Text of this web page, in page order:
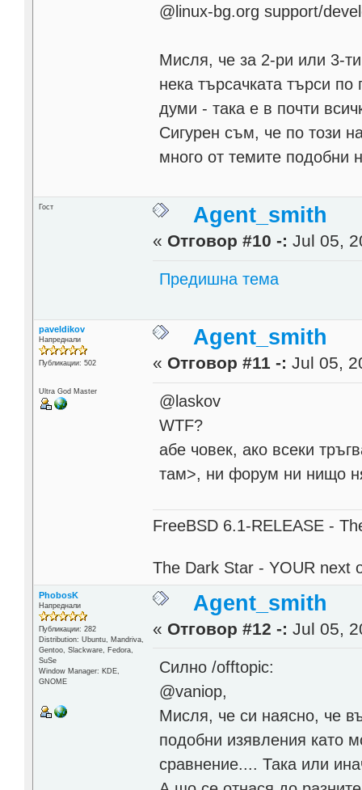
@linux-bg.org support/
Мисля, че за 2-ри или 3-
нека търсачката търси
думи - така е в почти
Сигурен съм, че по този
много от темите подобни
Гост Agent_smith
« Отговор #10 -: Jul 05,
Предишна тема
paveldikov
Напреднали
Публикации: 502
Ultra God Master
Agent_smith
« Отговор #11 -: Jul 05,
@laskov
WTF?
абе човек, ако всеки
там>, ни форум ни нищо
FreeBSD 6.1-RELEASE -
The Dark Star - YOUR next
PhobosK
Напреднали
Публикации: 282
Distribution: Ubuntu, Mandriva,
Gentoo, Slackware, Fedora,
SuSe
Window Manager: KDE,
GNOME
Agent_smith
« Отговор #12 -: Jul 05,
Силно /offtopic:
@vaniop,
Мисля, че си наясно, че
подобни изявления като
сравнение.... Така или